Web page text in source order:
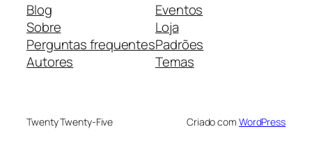
Blog
Sobre
Perguntas frequentes
Autores
Eventos
Loja
Padrões
Temas
Twenty Twenty-Five Criado com WordPress